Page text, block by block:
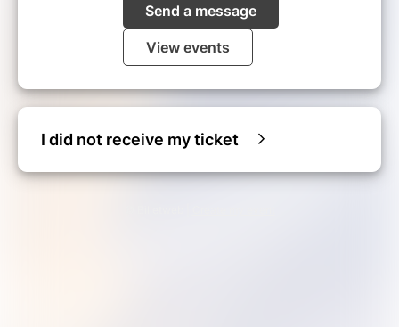
Send a message
View events
I did not receive my ticket